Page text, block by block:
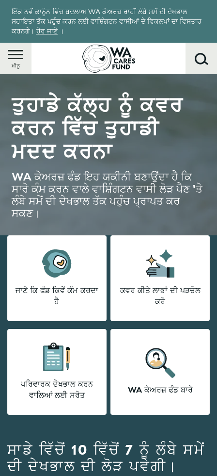
Skip
main
content
ਇੱਕ ਨਵੇਂ ਕਾਨੂੰਨ ਵਿੱਚ ਬਦਲਾਅ WA ਕੇਅਰਜ਼ ਰਾਹੀਂ ਲੰਬੇ ਸਮੇਂ ਦੀ ਦੇਖਭਾਲ
ਸਹਾਇਤਾ ਤੱਕ ਪਹੁੰਚ ਕਰਨ ਲਈ ਵਾਸ਼ਿੰਗਟਨ ਵਾਸੀਆਂ ਦੇ ਵਿਕਲਪਾਂ ਦਾ ਵਿਸਤਾਰ
ਕਰਨਗੇ। ਹੋਰ ਜਾਣੋ।
ਮੀਨੂ
ਤੁਹਾਡੇ ਕੱਲ੍ਹ ਨੂੰ ਕਵਰ
ਕਰਨ ਵਿੱਚ ਤੁਹਾਡੀ
ਮਦਦ ਕਰਨਾ
WA ਕੇਅਰਜ਼ ਫੰਡ ਇਹ ਯਕੀਨੀ ਬਣਾਉਂਦਾ ਹੈ ਕਿ
ਸਾਰੇ ਕੰਮ ਕਰਨ ਵਾਲੇ ਵਾਸ਼ਿੰਗਟਨ ਵਾਸੀ ਲੋੜ ਪੈਣ 'ਤੇ
ਲੰਬੇ ਸਮੇਂ ਦੀ ਦੇਖਭਾਲ ਤੱਕ ਪਹੁੰਚ ਪ੍ਰਾਪਤ ਕਰ
ਸਕਣ।
ਜਾਣੋ ਕਿ ਫੰਡ ਕਿਵੇਂ ਕੰਮ ਕਰਦਾ
ਹੈ
ਕਵਰ ਕੀਤੇ ਲਾਭਾਂ ਦੀ ਪੜਚੋਲ
ਕਰੋ
ਪਰਿਵਾਰਕ ਦੇਖਭਾਲ ਕਰਨ
ਵਾਲਿਆਂ ਲਈ ਸਰੋਤ
WA ਕੇਅਰਜ਼ ਫੰਡ ਬਾਰੇ
ਸਾਡੇ ਵਿੱਚੋਂ 10 ਵਿੱਚੋਂ 7 ਨੂੰ ਲੰਬੇ ਸਮੇਂ
ਦੀ ਦੇਖਭਾਲ ਦੀ ਲੋੜ ਪਵੇਗੀ।